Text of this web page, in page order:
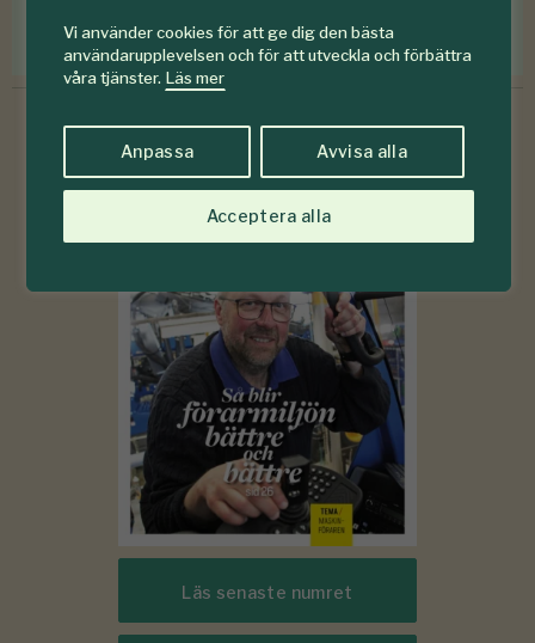
Vi använder cookies för att ge dig den bästa
användarupplevelsen och för att utveckla och förbättra
våra tjänster. Läs mer
Anpassa Avvisa alla
Acceptera alla
Förmåner för dig som är medlem
#6-7
Läs senaste numret